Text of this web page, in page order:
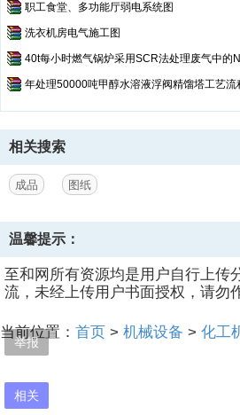
相关
举报
职工食堂、多功能厅弱电系统图
洗衣机房电气施工图
40t每小时燃气锅炉采用SCR法处理废气中的
年处理50000吨甲醇水溶液浮阀精馏塔工艺流
相关搜索
成品 图纸
温馨提示：
至和网所有资源均是用户自行上传
流，未经上传用户书面授权，请勿
当前位置： 首页 > 机械设备 > 化工